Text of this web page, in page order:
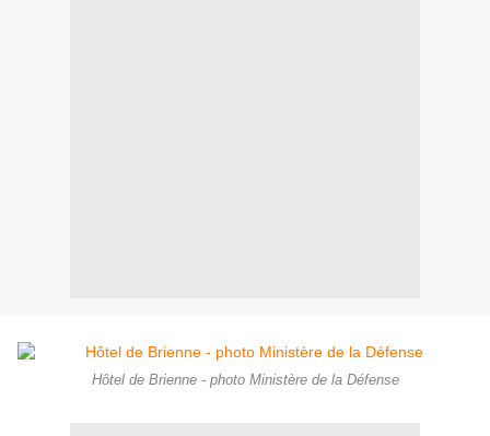
Hôtel de Brienne - photo Ministère de la Défense